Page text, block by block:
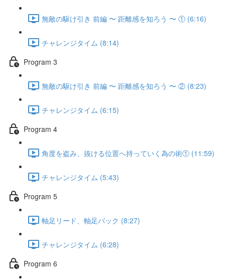
無敵の駆け引き 前編 〜 距離感を知ろう 〜 ① (6:16)
チャレンジタイム (8:14)
Program 3
無敵の駆け引き 前編 〜 距離感を知ろう 〜 ② (8:23)
チャレンジタイム (6:15)
Program 4
角度を盗み、抜ける位置へ持っていく為の術① (11:59)
チャレンジタイム (5:43)
Program 5
軸足リード、軸足バック (8:27)
チャレンジタイム (6:28)
Program 6